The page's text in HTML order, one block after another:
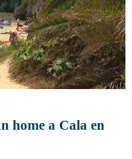
home a Cala en